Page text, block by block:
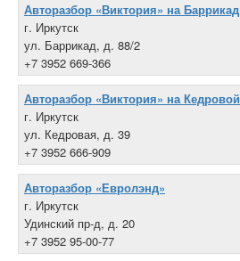
Авторазбор «Виктория» на Баррикад
г. Иркутск
ул. Баррикад, д. 88/2
+7 3952 669-366
Авторазбор «Виктория» на Кедровой
г. Иркутск
ул. Кедровая, д. 39
+7 3952 666-909
Авторазбор «Евролэнд»
г. Иркутск
Удинский пр-д, д. 20
+7 3952 95-00-77